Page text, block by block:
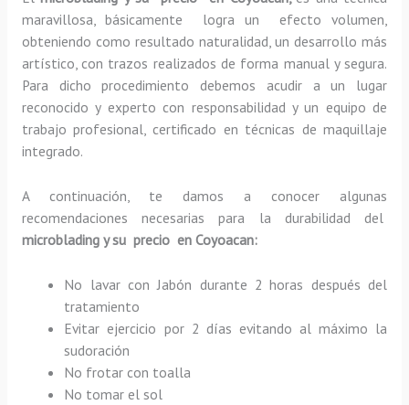
maravillosa, básicamente
logra un efecto volumen,
obteniendo como resultado naturalidad, un desarrollo más
artístico, con trazos realizados de forma manual y segura.
Para dicho procedimiento debemos acudir a un lugar
reconocido y experto con responsabilidad y un equipo de
trabajo profesional, certificado en técnicas de maquillaje
integrado.
A continuación, te damos a conocer algunas
recomendaciones necesarias para la durabilidad del
microblading y su precio en Coyoacan:
No lavar con Jabón durante 2 horas después del
tratamiento
Evitar ejercicio por 2 días evitando al máximo la
sudoración
No frotar con toalla
No tomar el sol